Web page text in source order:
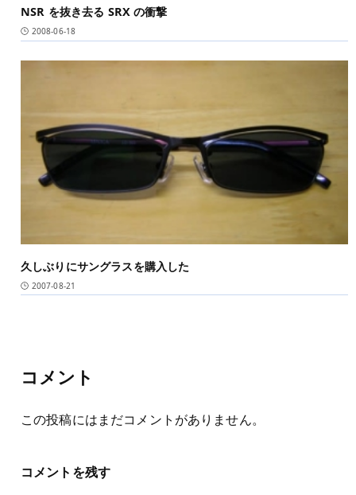
NSR を抜き去る SRX の衝撃
2008-06-18
久しぶりにサングラスを購入した
2007-08-21
コメント
この投稿にはまだコメントがありません。
コメントを残す